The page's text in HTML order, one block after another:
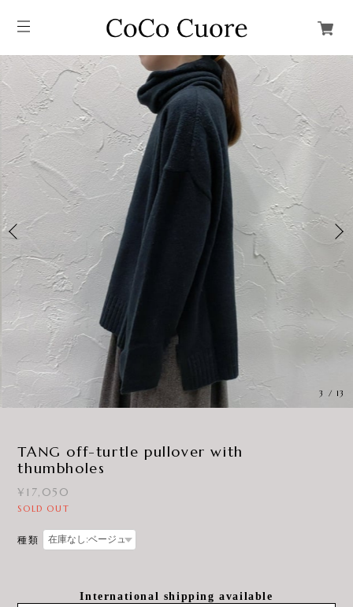
3 / 13
TANG off-turtle pullover with
thumbholes
¥17,050
SOLD OUT
種類
International shipping available